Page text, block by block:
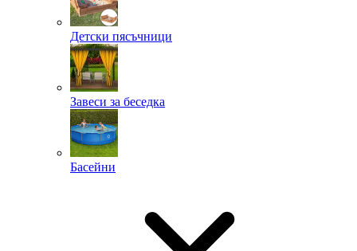
Детски пясъчници
Завеси за беседка
Басейни